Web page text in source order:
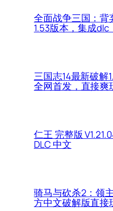
全面战争三国：背
1.53版本，集成dlc
三国志14最新破解
全网首发，直接爽
仁王 完整版
DLC 中文
骑马与砍杀2：领
方中文破解版直接